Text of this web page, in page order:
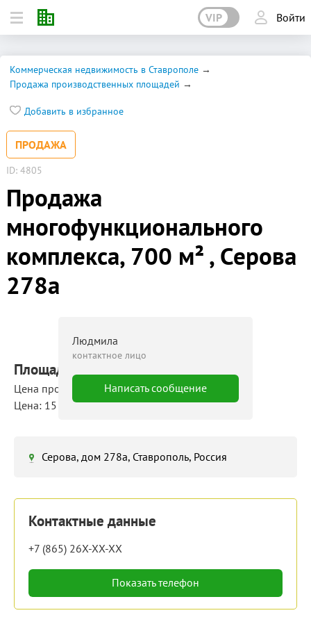
VIP Войти
Коммерческая недвижимость в Ставрополе
Продажа производственных площадей
Добавить в избранное
ПРОДАЖА
ID: 4805
Продажа
многофункционального
комплекса, 700 м² , Серова
278а
Людмила
контактное лицо
Написать сообщение
Площадь: 700 м²
Цена продажи: 10 500 000 руб.
Цена: 15 000 руб./м²
Серова, дом 278а, Ставрополь, Россия
Контактные данные
+7 (865) 26X-XX-XX
Показать телефон